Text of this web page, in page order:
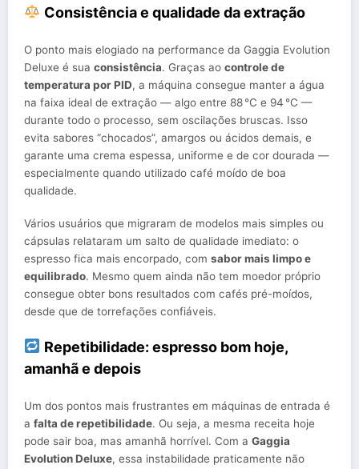
Consistência e qualidade da extração
O ponto mais elogiado na performance da Gaggia Evolution
Deluxe é sua consistência. Graças ao controle de
temperatura por PID, a máquina consegue manter a água
na faixa ideal de extração — algo entre 88 °C e 94 °C —
durante todo o processo, sem oscilações bruscas. Isso
evita sabores “chocados”, amargos ou ácidos demais, e
garante uma crema espessa, uniforme e de cor dourada —
especialmente quando utilizado café moído de boa
qualidade.
Vários usuários que migraram de modelos mais simples ou
cápsulas relataram um salto de qualidade imediato: o
espresso fica mais encorpado, com sabor mais limpo e
equilibrado. Mesmo quem ainda não tem moedor próprio
consegue obter bons resultados com cafés pré-moídos,
desde que de torrefações confiáveis.
Repetibilidade: espresso bom hoje,
amanhã e depois
Um dos pontos mais frustrantes em máquinas de entrada é
a falta de repetibilidade. Ou seja, a mesma receita hoje
pode sair boa, mas amanhã horrível. Com a Gaggia
Evolution Deluxe, essa instabilidade praticamente não